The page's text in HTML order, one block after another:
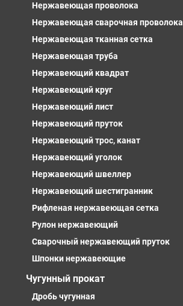
Нержавеющая проволока
Нержавеющая сварочная проволока
Нержавеющая тканная сетка
Нержавеющая труба
Нержавеющий квадрат
Нержавеющий круг
Нержавеющий лист
Нержавеющий пруток
Нержавеющий трос, канат
Нержавеющий уголок
Нержавеющий швеллер
Нержавеющий шестигранник
Рифленая нержавеющая сетка
Рулон нержавеющий
Сварочный нержавеющий пруток
Шпонки нержавеющие
Чугунный прокат
Дробь чугунная